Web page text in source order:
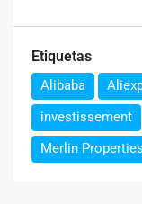
Etiquetas
Alibaba
investissement
Merlin Properties